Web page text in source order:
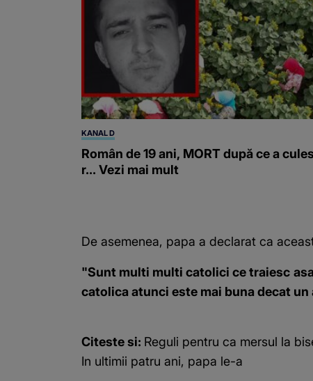
KANAL D
Român de 19 ani, MORT după ce a cules
r... Vezi mai mult
De asemenea, papa a declarat ca
"Sunt multi multi catolici ce traiesc
catolica atunci este mai buna decat un
Citeste si: Reguli pentru ca mersul la
In ultimii patru ani, papa le-a